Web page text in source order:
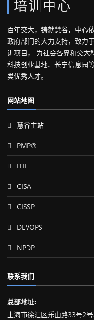
培训中心
百年交大，铸就慧谷，中心
政府部门的大力支持，致力
训项目， 为社会各界和交大
科技创业基地、长宁信息园
类优秀人才。
网站地图
慧谷主站
PMP®
ITIL
CISA
CISSP
DEVOPS
NPDP
联系我们
总部地址:
上海市徐汇区乐山路33号2